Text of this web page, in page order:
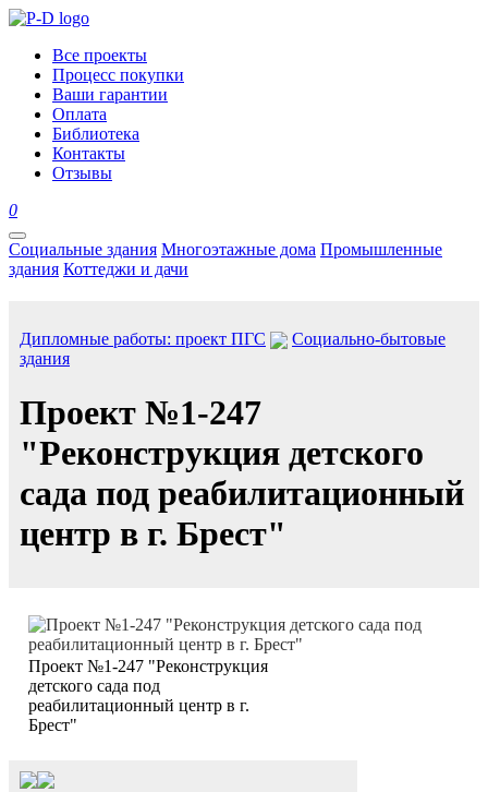
Все проекты
Процесс покупки
Ваши гарантии
Оплата
Библиотека
Контакты
Отзывы
0
Социальные здания Многоэтажные дома Промышленные
здания Коттеджи и дачи
Дипломные работы: проект ПГС
Социально-бытовые
здания
Проект №1-247
"Реконструкция детского
сада под реабилитационный
центр в г. Брест"
Проект №1-247 "Реконструкция
детского сада под
реабилитационный центр в г.
Брест"